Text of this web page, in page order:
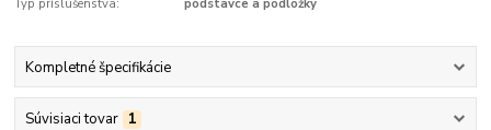
Typ príslušenstva:
podstavce a podložky
Kompletné špecifikácie
Súvisiaci tovar 1